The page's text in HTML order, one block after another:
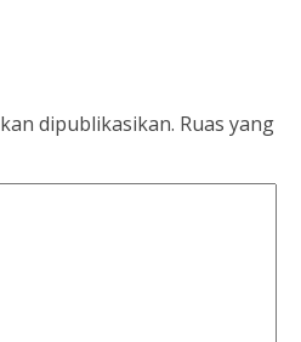
dipublikasikan. Ruas yang